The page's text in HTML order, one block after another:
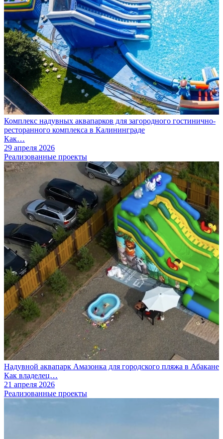
Комплекс надувных аквапарков для загородного гостинично-
ресторанного комплекса в Калининграде
Как…
29 апреля 2026
Реализованные проекты
Надувной аквапарк Амазонка для городского пляжа в Абакане
Как владелец…
21 апреля 2026
Реализованные проекты